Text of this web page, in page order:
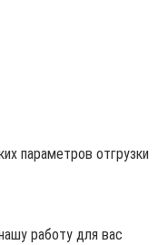
параметров отгрузки
работу для вас